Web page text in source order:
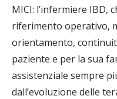
MICI: l’infermiere IBD,
riferimento operativo,
orientamento,
paziente e per la sua
assistenziale sempre
dall’evoluzione delle